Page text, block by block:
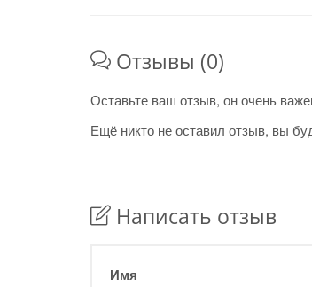
Отзывы (0)
Оставьте ваш отзыв, он очень
Ещё никто не оставил отзыв, вы
Написать отзыв
Имя